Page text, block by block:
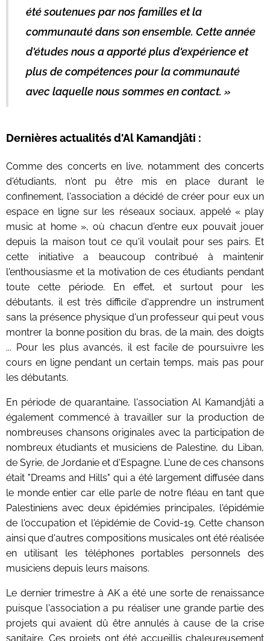
été soutenues par nos familles et la
communauté dans son ensemble. Cette année
d'études nous a apporté plus d'expérience et
plus de compétences pour la communauté
avec laquelle nous sommes en contact. »
Dernières actualités d'Al Kamandjâti :
Comme des concerts en live, notamment des concerts
d'étudiants, n'ont pu être mis en place durant le
confinement, l'association a décidé de créer pour eux un
espace en ligne sur les réseaux sociaux, appelé « play
music at home », où chacun d'entre eux pouvait jouer
depuis la maison tout ce qu'il voulait pour ses pairs. Et
cette initiative a beaucoup contribué à maintenir
l'enthousiasme et la motivation de ces étudiants pendant
toute cette période. En effet, et surtout pour les
débutants, il est très difficile d'apprendre un instrument
sans la présence physique d'un professeur qui peut vous
montrer la bonne position du bras, de la main, des doigts
... Pour les plus avancés, il est facile de poursuivre les
cours en ligne pendant un certain temps, mais pas pour
les débutants.
En période de quarantaine, l'association Al Kamandjâti a
également commencé à travailler sur la production de
nombreuses chansons originales avec la participation de
nombreux étudiants et musiciens de Palestine, du Liban,
de Syrie, de Jordanie et d'Espagne. L'une de ces chansons
était "Dreams and Hills" qui a été largement diffusée dans
le monde entier car elle parle de notre fléau en tant que
Palestiniens avec deux épidémies principales, l'épidémie
de l'occupation et l'épidémie de Covid-19. Cette chanson
ainsi que d'autres compositions musicales ont été réalisée
en utilisant les téléphones portables personnels des
musiciens depuis leurs maisons.
Le dernier trimestre à AK a été une sorte de renaissance
puisque l'association a pu réaliser une grande partie des
projets qui avaient dû être annulés à cause de la crise
sanitaire. Ces projets ont été accueillis chaleureusement